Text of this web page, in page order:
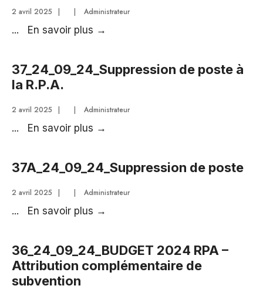
2 avril 2025 | | Administrateur
... En savoir plus →
convention
médecine
37_24_09_24_Suppression de poste à
la R.P.A.
2 avril 2025 | | Administrateur
... En savoir plus →
à
la
37A_24_09_24_Suppression de poste
2 avril 2025 | | Administrateur
... En savoir plus →
36_24_09_24_BUDGET 2024 RPA –
Attribution complémentaire de
subvention